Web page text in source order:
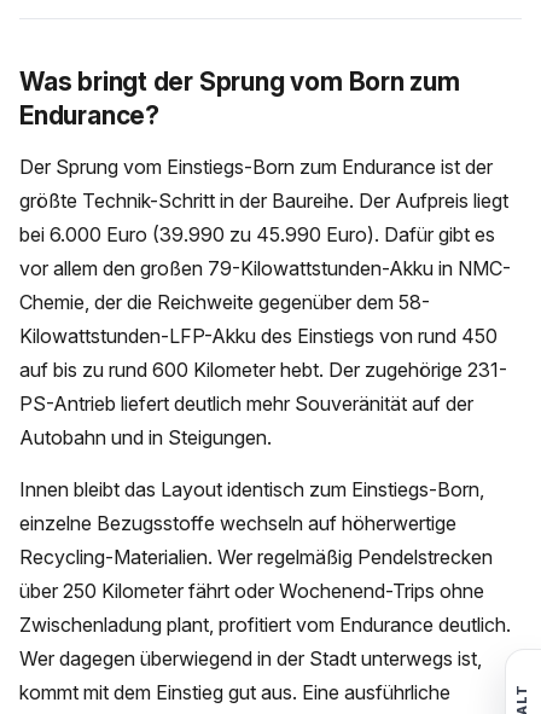
Was bringt der Sprung vom Born zum
Endurance?
Der Sprung vom Einstiegs-Born zum Endurance ist der
größte Technik-Schritt in der Baureihe. Der Aufpreis liegt
bei 6.000 Euro (39.990 zu 45.990 Euro). Dafür gibt es
vor allem den großen 79-Kilowattstunden-Akku in NMC-
Chemie, der die Reichweite gegenüber dem 58-
Kilowattstunden-LFP-Akku des Einstiegs von rund 450
auf bis zu rund 600 Kilometer hebt. Der zugehörige 231-
PS-Antrieb liefert deutlich mehr Souveränität auf der
Autobahn und in Steigungen.
Innen bleibt das Layout identisch zum Einstiegs-Born,
einzelne Bezugsstoffe wechseln auf höherwertige
Recycling-Materialien. Wer regelmäßig Pendelstrecken
über 250 Kilometer fährt oder Wochenend-Trips ohne
Zwischenladung plant, profitiert vom Endurance deutlich.
Wer dagegen überwiegend in der Stadt unterwegs ist,
kommt mit dem Einstieg gut aus. Eine ausführliche